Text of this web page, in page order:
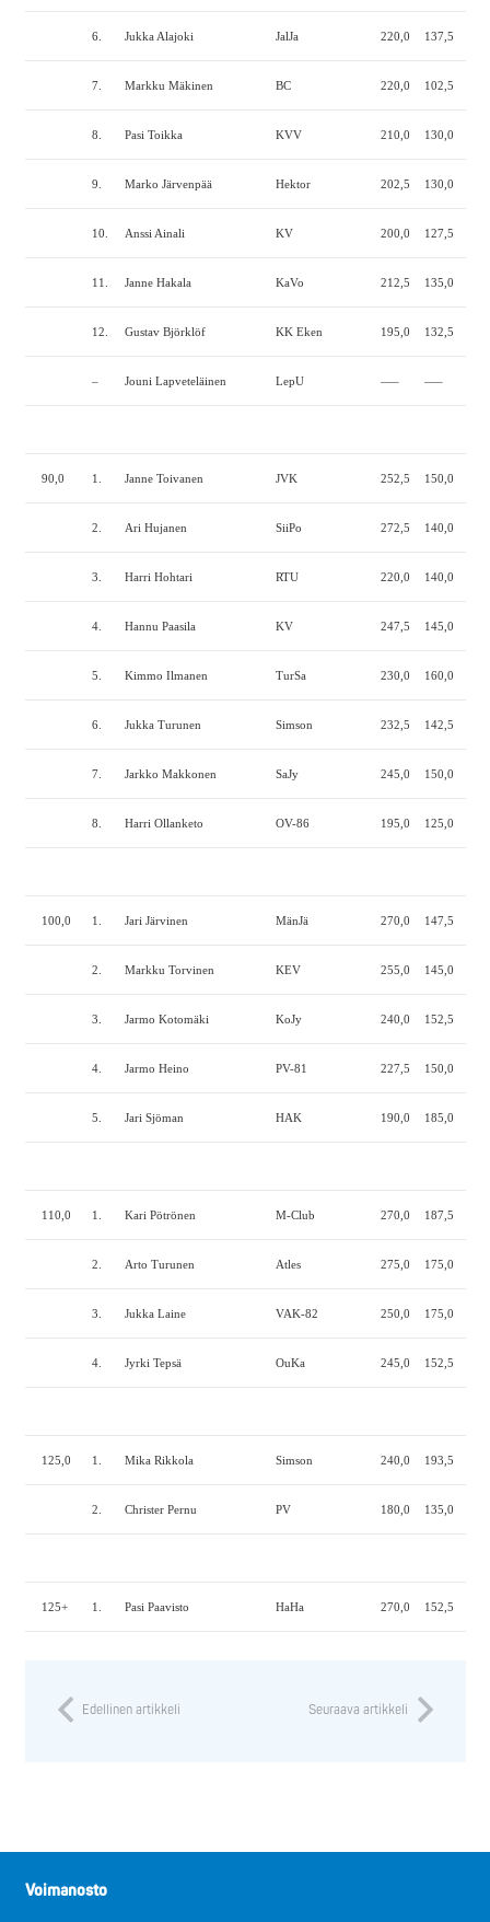
6. Jukka Alajoki JalJa 220,0 137,5
7. Markku Mäkinen BC 220,0 102,5
8. Pasi Toikka KVV 210,0 130,0
9. Marko Järvenpää Hektor 202,5 130,0
10. Anssi Ainali KV 200,0 127,5
11. Janne Hakala KaVo 212,5 135,0
12. Gustav Björklöf KK Eken 195,0 132,5
– Jouni Lapveteläinen LepU —– —–
90,0 1. Janne Toivanen JVK 252,5 150,0
2. Ari Hujanen SiiPo 272,5 140,0
3. Harri Hohtari RTU 220,0 140,0
4. Hannu Paasila KV 247,5 145,0
5. Kimmo Ilmanen TurSa 230,0 160,0
6. Jukka Turunen Simson 232,5 142,5
7. Jarkko Makkonen SaJy 245,0 150,0
8. Harri Ollanketo OV-86 195,0 125,0
100,0 1. Jari Järvinen MänJä 270,0 147,5
2. Markku Torvinen KEV 255,0 145,0
3. Jarmo Kotomäki KoJy 240,0 152,5
4. Jarmo Heino PV-81 227,5 150,0
5. Jari Sjöman HAK 190,0 185,0
110,0 1. Kari Pötrönen M-Club 270,0 187,5
2. Arto Turunen Atles 275,0 175,0
3. Jukka Laine VAK-82 250,0 175,0
4. Jyrki Tepsä OuKa 245,0 152,5
125,0 1. Mika Rikkola Simson 240,0 193,5
2. Christer Pernu PV 180,0 135,0
125+ 1. Pasi Paavisto HaHa 270,0 152,5
Edellinen artikkeli Seuraava artikkeli
Voimanosto